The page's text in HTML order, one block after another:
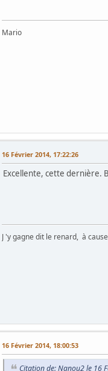
Mario
16 Février 2014, 17:22:26
Excellente, cette dernière.
J 'y gagne dit le renard, à
16 Février 2014, 18:00:53
Citation de: Nanou2 le 16